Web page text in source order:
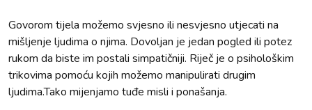
Govorom tijela možemo svjesno ili nesvjesno utjecati na
mišljenje ljudima o njima. Dovoljan je jedan pogled ili potez
rukom da biste im postali simpatičniji. Riječ je o psihološkim
trikovima pomoću kojih možemo manipulirati drugim
ljudima.Tako mijenjamo tuđe misli i ponašanja.